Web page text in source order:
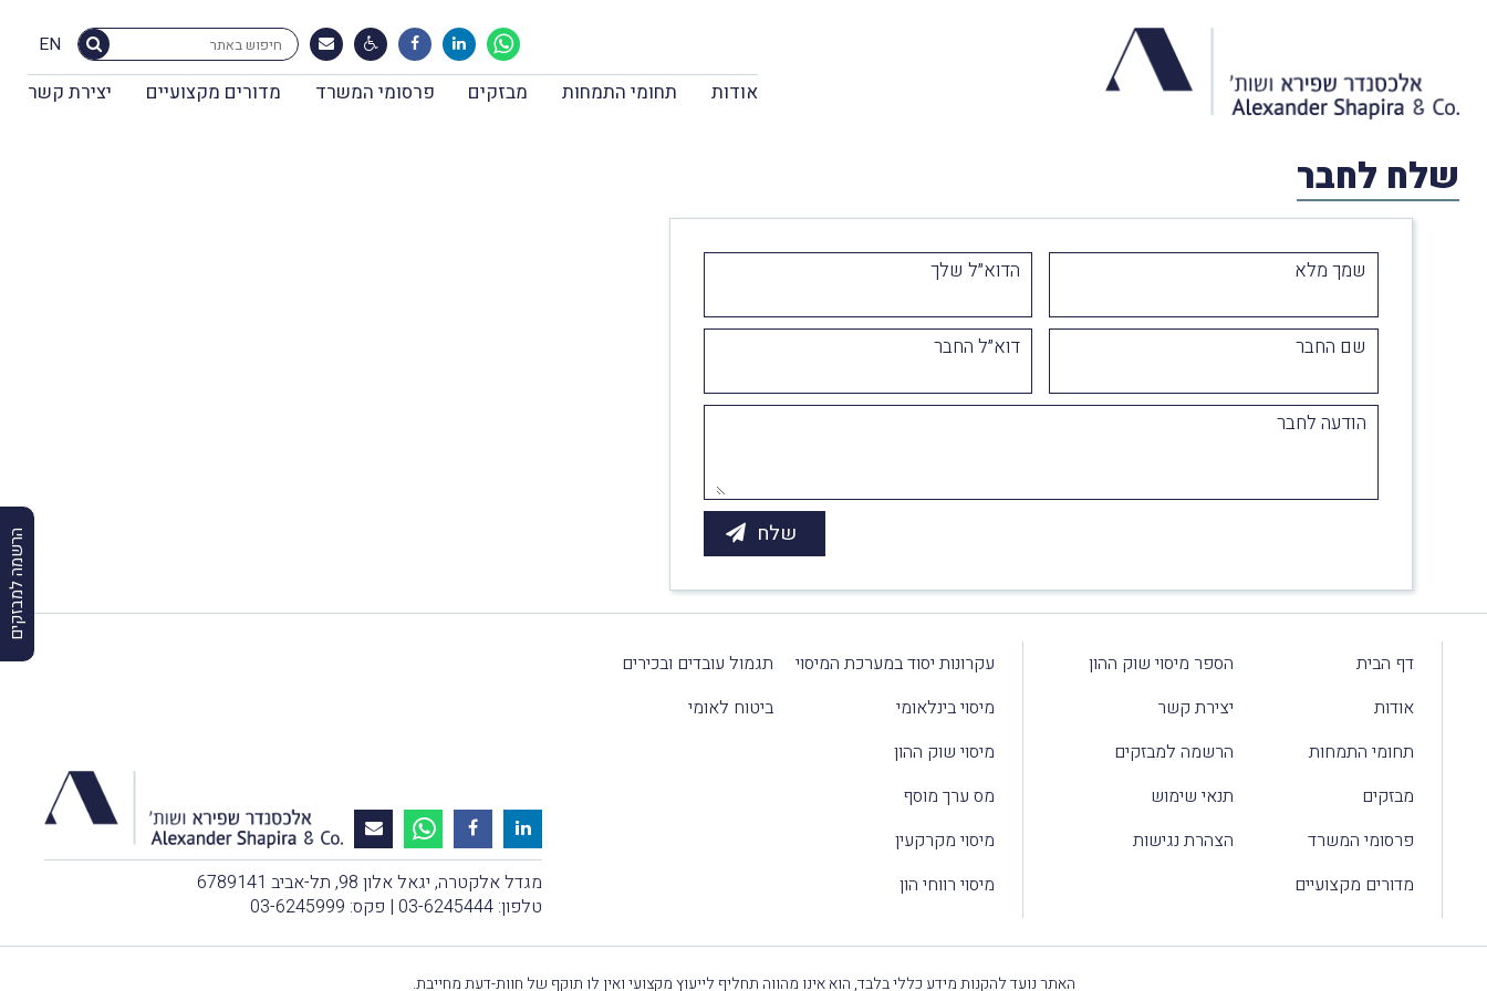
EN
אודות תחומי התמחות מבזקים פרסומי המשרד מדורים מקצועיים יצירת קשר
הרשמה למבזקים
שלח לחבר
שמך מלא הדוא״ל שלך
שם החבר דוא״ל החבר
הודעה לחבר
דף הבית
אודות
תחומי התמחות
מבזקים
פרסומי המשרד
מדורים מקצועיים
הספר מיסוי שוק ההון
יצירת קשר
הרשמה למבזקים
תנאי שימוש
הצהרת נגישות
עקרונות יסוד במערכת המיסוי
מיסוי בינלאומי
מיסוי שוק ההון
מס ערך מוסף
מיסוי מקרקעין
מיסוי רווחי הון
תגמול עובדים ובכירים
ביטוח לאומי
מגדל אלקטרה, יגאל אלון 98, תל-אביב 6789141
טלפון: 03-6245444 | פקס: 03-6245999
האתר נועד להקנות מידע כללי בלבד, הוא אינו מהווה תחליף לייעוץ מקצועי ואין לו תוקף של חוות-דעת מחייבת.